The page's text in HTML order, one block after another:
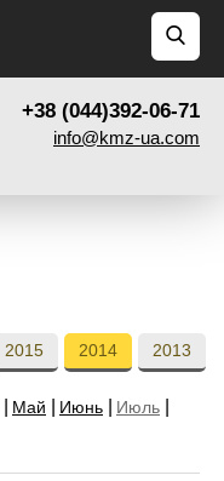
+38 (044)392-06-71
info@kmz-ua.com
2015 2014 2013
Май Июнь
Июль